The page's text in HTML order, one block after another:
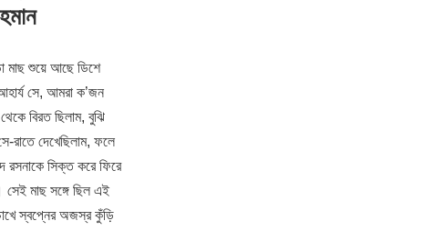
মাছ শুয়ে আছে ডিশে
সে, আমরা ক’জন
বিরত ছিলাম, বুঝি
রাতে দেখেছিলাম, ফলে
রসনাকে সিক্ত করে ফিরে
সেই মাছ সঙ্গে ছিল এই
স্বপ্নের অজস্র কুঁড়ি